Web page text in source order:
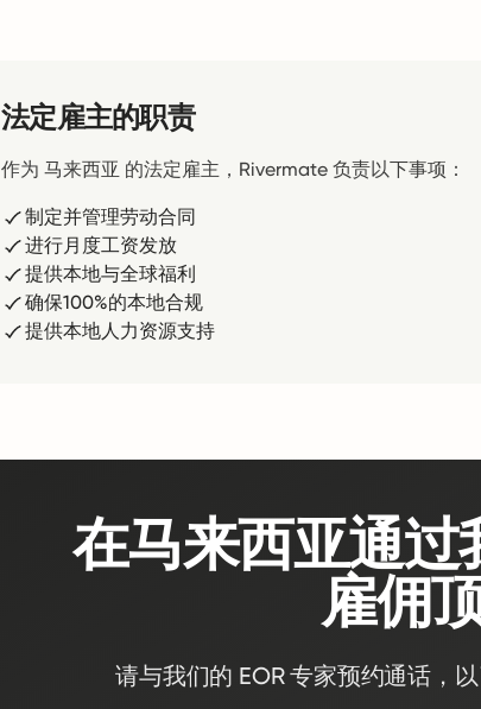
法定雇主的职责
作为 马来西亚 的法定雇主，Rivermate 负责以下事项：
制定并管理劳动合同
进行月度工资发放
提供本地与全球福利
确保100%的本地合规
提供本地人力资源支持
在马来西亚通
雇佣
请与我们的 EOR 专家预约通话，